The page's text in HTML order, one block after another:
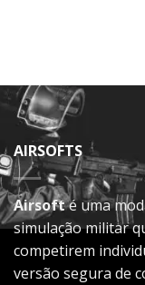
AIRSOFTS
Airsofté uma
simulação militar
competirem
versão segura de